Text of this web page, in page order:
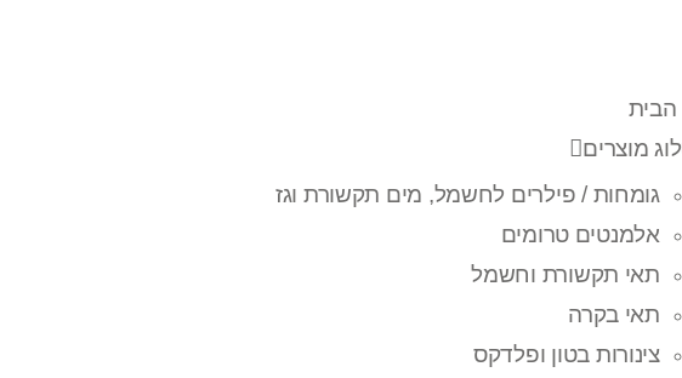
הבית
מוצרים
גומחות / פילרים לחשמל, מים תקשורת וגז
אלמנטים טרומים
תאי תקשורת וחשמל
תאי בקרה
צינורות בטון ופלדקס